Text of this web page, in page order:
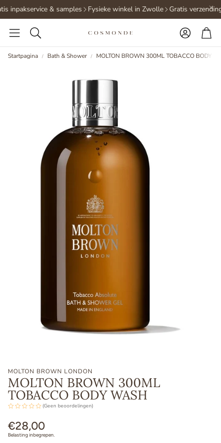
inpakservice & samples Fysieke winkel in Zwolle Gratis
Zoeken
Startpagina Bath & Shower MOLTON BROWN 300ML TOBACCO BODY
MOLTON BROWN LONDON
MOLTON BROWN 300ML
TOBACCO BODY WASH
(Geen beoordelingen)
Normale
prijs
€28,00
Belasting inbegrepen.